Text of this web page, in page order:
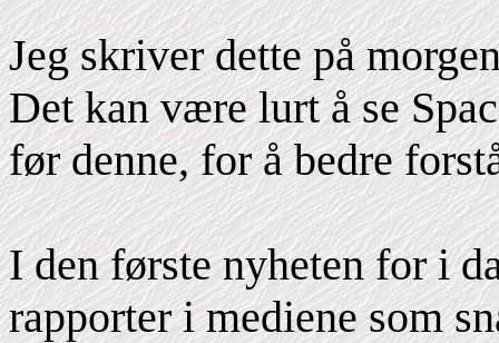
Jeg skriver dette på
Det kan være lurt å se
før denne, for å bedre
I den første nyheten for i
rapporter i mediene som